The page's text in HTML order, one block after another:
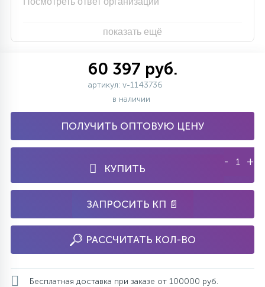
показать ещё
60 397 руб.
артикул: v-1143736
в наличии
ПОЛУЧИТЬ ОПТОВУЮ ЦЕНУ
КУПИТЬ
- +
ЗАПРОСИТЬ КП 📄
РАССЧИТАТЬ КОЛ-ВО
Бесплатная доставка при заказе от 100000 руб.